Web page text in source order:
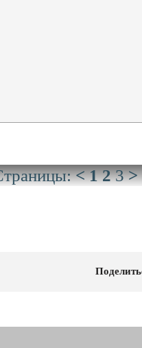
< 1 2 3 >